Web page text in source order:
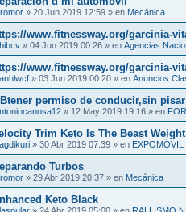
» 20 Jun 2019 12:59 » en Mecánica
www.fitnessway.org/garcinia-
» 04 Jun 2019 00:26 » en Agencias
www.fitnessway.org/garcinia-
» 03 Jun 2019 00:20 » en Anuncios
permiso de conducir,sin
» 12 May 2019 19:16 » en
Trim Keto Is The Beast
» 30 Abr 2019 07:39 » en EXPOMÓVIL
Turbos
» 29 Abr 2019 20:37 » en Mecánica
Keto Black